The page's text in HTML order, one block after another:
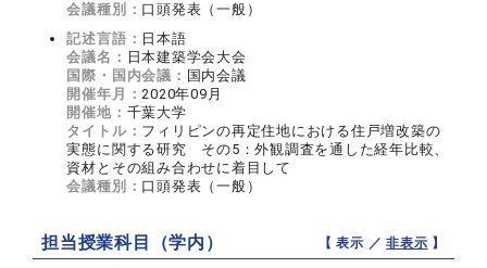
会議種別： 口頭発表（一般）
記述言語： 日本語
会議名： 日本建築学会大会
国際・国内会議： 国内会議
開催年月：2020年09月
開催地： 千葉大学
タイトル： フィリピンの再定住地における住戸増改築の
実態に関する研究 その5：外観調査を通した経年比較、
資材とその組み合わせに着目して
会議種別： 口頭発表（一般）
担当授業科目（学内） 【 表示 ／非表示 】